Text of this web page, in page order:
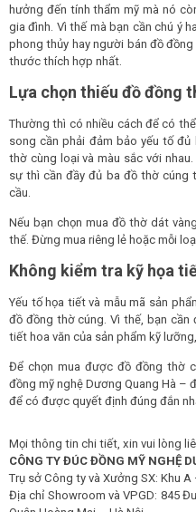
hưởng đến tính thẩm mỹ mà nó
gia đình. Vì thế mà bạn cần chú ý
phong thủy hay người bán đồ
thước thích hợp nhất.
Lựa chọn thiếu đồ đồng
Thường thì có nhiều cách để có
song cần phải đảm bảo yếu tố
thờ cùng loại và màu sắc với
sự thì cần đầy đủ ba đồ thờ cúng
cầu.
Nếu bạn chọn mua đồ thờ dát
thế. Đừng mua riêng lẻ hoặc mỗi
Không kiểm tra kỹ họa
Yếu tố họa tiết và mẫu mã sản
đồ đồng thờ cúng. Vì thế, bạn
tiết hoa văn của sản phẩm kỹ
Để chọn mua được đồ đồng thờ
đồng mỹ nghệ Dương Quang Hà –
để có được quyết định đúng đắn
Mọi thông tin chi tiết, xin vui lòng
CÔNG TY ĐÚC ĐỒNG MỸ NGHỆ
Trụ sở Công ty và Xưởng SX: Khu
Địa chỉ Showroom và VPGD: 845